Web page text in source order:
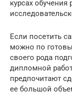
курсах
Если посетить
можно по
своего рода
дипломной
предпочитают
ее большой